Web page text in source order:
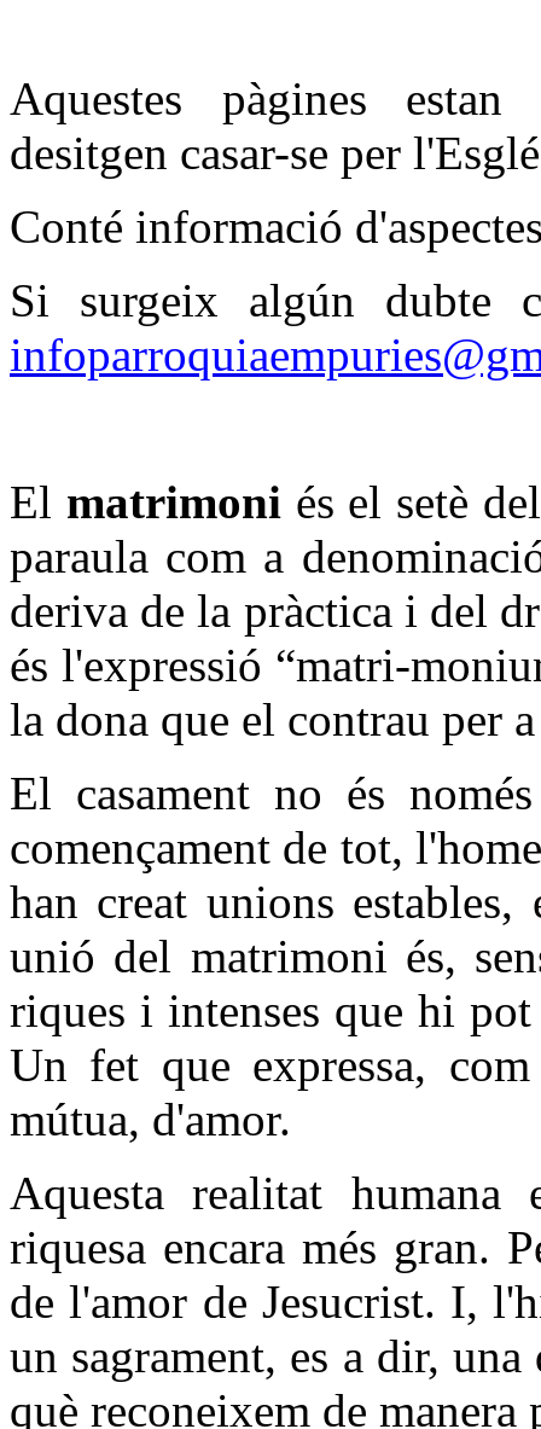
Aquestes pàgines
desitgen casar-se per
Conté informació
Si surgeix algún dubte
El matrimoni és el setè
paraula com a
deriva de la pràctica i del
és l'expressió “matri-
la dona que el contrau per
El casament no és
començament de tot,
han creat unions
unió del matrimoni és,
riques i intenses que hi
Un fet que expressa,
mútua, d'amor.
Aquesta realitat
riquesa encara més gran.
de l'amor de Jesucrist. I,
un sagrament, es a dir,
què reconeixem de